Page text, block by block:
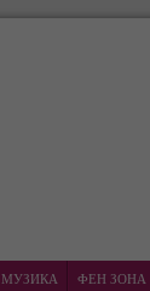
МУЗИКА ФЕН ЗОНА